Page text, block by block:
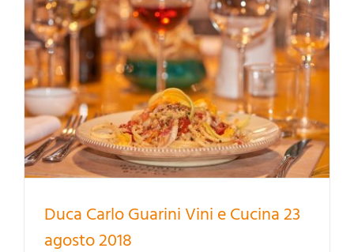
Duca Carlo Guarini Vini e Cucina 23
agosto 2018